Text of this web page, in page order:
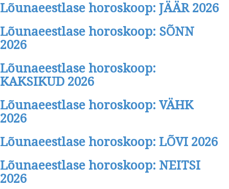
Lõunaeestlase horoskoop: JÄÄR 2026
Lõunaeestlase horoskoop: SÕNN
2026
Lõunaeestlase horoskoop:
KAKSIKUD 2026
Lõunaeestlase horoskoop: VÄHK
2026
Lõunaeestlase horoskoop: LÕVI 2026
Lõunaeestlase horoskoop: NEITSI
2026